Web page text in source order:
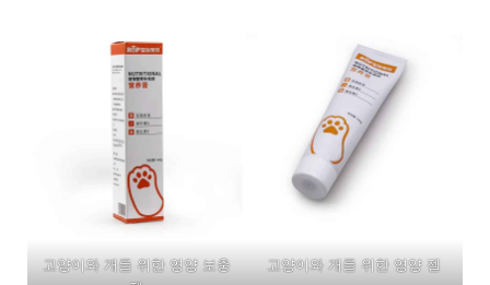
고양이와 개를 위한 영양 보충
고양이와 개를 위한 영양 젤